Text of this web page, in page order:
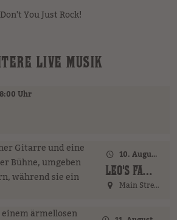
Don't You Just Rock!
LIVE MUSIK
Uhr
10. August 2026 · 18:00 Uhr
LEO'S FAMILY (GER)
Main Street